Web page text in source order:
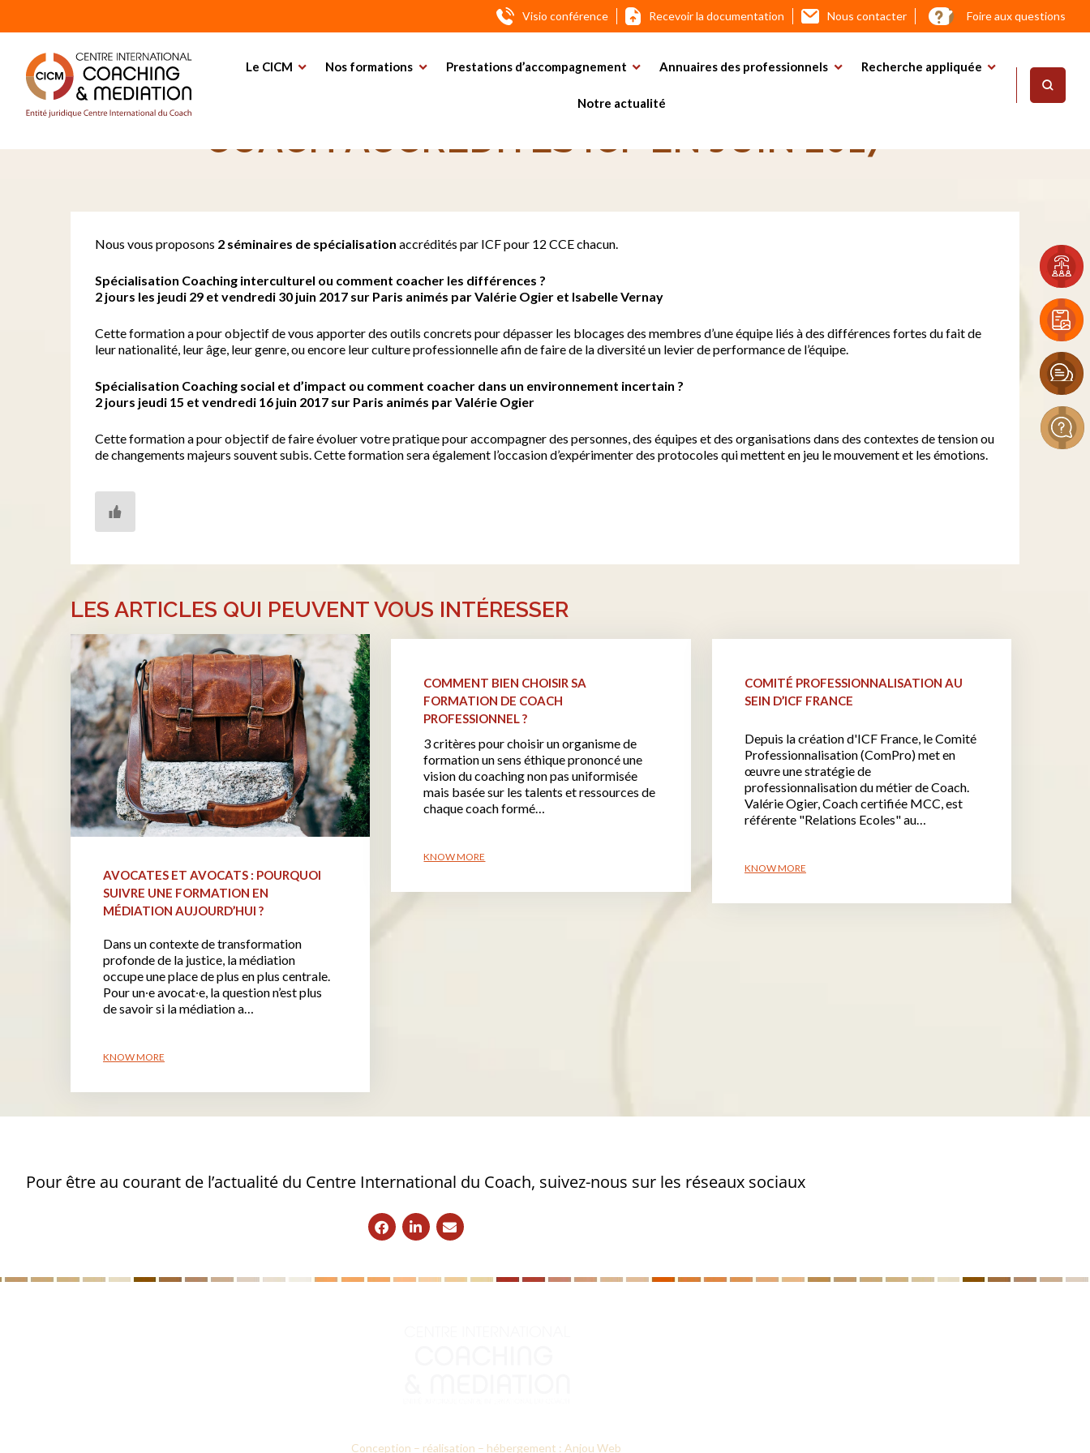
Le CICM Nos formations Prestations d’accompagnement Annuaires des professionnels Recherche appliquée
Notre actualité
Home Événements Séminaires de spécialisation au métier de coach accrédités ICF en juin 2017
SÉMINAIRES DE SPÉCIALISATION AU MÉTIER DE
COACH ACCRÉDITÉS ICF EN JUIN 2017
Nous vous proposons 2 séminaires de spécialisation accrédités par ICF pour 12 CCE chacun.
Spécialisation Coaching interculturel ou comment coacher les différences ?
2 jours les jeudi 29 et vendredi 30 juin 2017 sur Paris animés par Valérie Ogier et Isabelle Vernay
Cette formation a pour objectif de vous apporter des outils concrets pour dépasser les blocages des membres d’une équipe liés à des différences fortes du fait de
leur nationalité, leur âge, leur genre, ou encore leur culture professionnelle afin de faire de la diversité un levier de performance de l’équipe.
Spécialisation Coaching social et d’impact ou comment coacher dans un environnement incertain ?
2 jours jeudi 15 et vendredi 16 juin 2017 sur Paris animés par Valérie Ogier
Cette formation a pour objectif de faire évoluer votre pratique pour accompagner des personnes, des équipes et des organisations dans des contextes de tension ou
de changements majeurs souvent subis. Cette formation sera également l’occasion d’expérimenter des protocoles qui mettent en jeu le mouvement et les émotions.
LES ARTICLES QUI PEUVENT VOUS INTÉRESSER
AVOCATES ET AVOCATS : POURQUOI
SUIVRE UNE FORMATION EN
MÉDIATION AUJOURD’HUI ?
Dans un contexte de transformation
profonde de la justice, la médiation
occupe une place de plus en plus centrale.
Pour un∙e avocat∙e, la question n’est plus
de savoir si la médiation a…
KNOW MORE
COMMENT BIEN CHOISIR SA
FORMATION DE COACH
PROFESSIONNEL ?
3 critères pour choisir un organisme de
formation un sens éthique prononcé une
vision du coaching non pas uniformisée
mais basée sur les talents et ressources de
chaque coach formé…
KNOW MORE
COMITÉ PROFESSIONNALISATION AU
SEIN D’ICF FRANCE
Depuis la création d'ICF France, le Comité
Professionnalisation (ComPro) met en
œuvre une stratégie de
professionnalisation du métier de Coach.
Valérie Ogier, Coach certifiée MCC, est
référente "Relations Ecoles" au…
KNOW MORE
Visio conférence Recevoir la documentation Nous contacter Foire aux questions
Pour être au courant de l’actualité du Centre International du Coach, suivez-nous sur les réseaux sociaux
Conception – réalisation – hébergement : Anjou Web